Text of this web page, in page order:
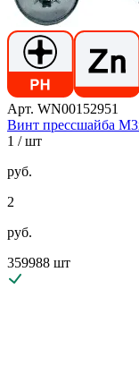
Арт. WN00152951
Винт прессшайба
1 / шт
руб.
2
руб.
359988 шт